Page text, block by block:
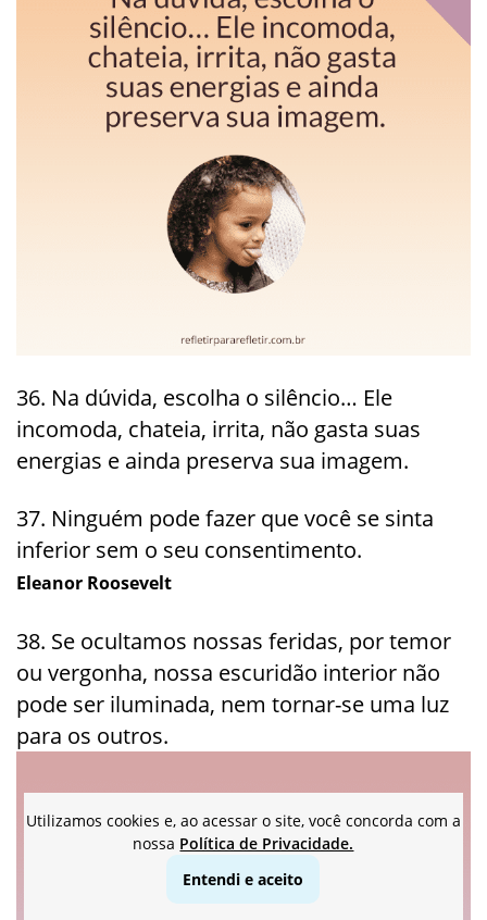
36. Na dúvida, escolha o silêncio… Ele
incomoda, chateia, irrita, não gasta suas
energias e ainda preserva sua imagem.
37. Ninguém pode fazer que você se sinta
inferior sem o seu consentimento.
Eleanor Roosevelt
38. Se ocultamos nossas feridas, por temor
ou vergonha, nossa escuridão interior não
pode ser iluminada, nem tornar-se uma luz
para os outros.
Utilizamos cookies e, ao acessar o site, você concorda com a
nossa Política de Privacidade.
Entendi e aceito